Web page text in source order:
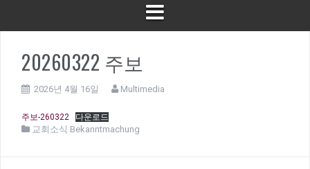
20260322 주보
2026년 4월 16일 Multimedia
주보-260322 다운로드
교회소식 Bekanntmachung